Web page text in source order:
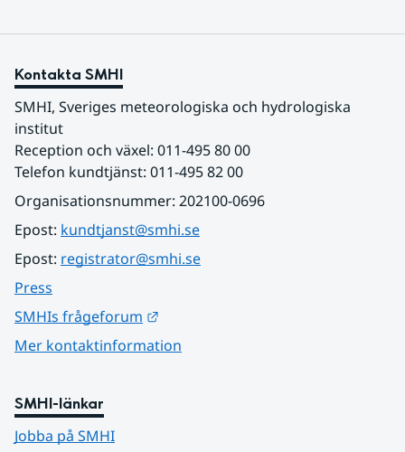
Kontakta SMHI
SMHI, Sveriges meteorologiska och hydrologiska
institut
Reception och växel: 011-495 80 00
Telefon kundtjänst: 011-495 82 00
Organisationsnummer: 202100-0696
Epost: kundtjanst@smhi.se
Epost: registrator@smhi.se
Press
SMHIs frågeforum
Mer kontaktinformation
SMHI-länkar
Jobba på SMHI